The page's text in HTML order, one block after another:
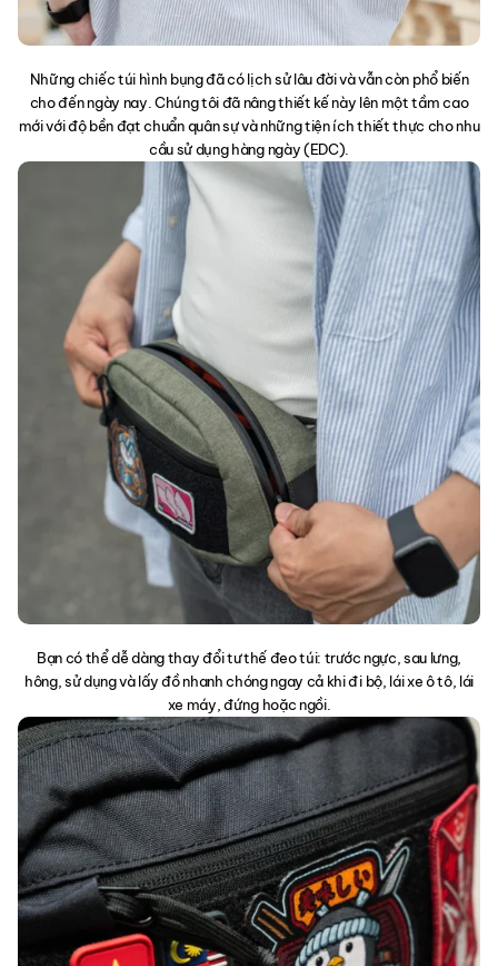
Những chiếc túi hình bụng đã có lịch sử lâu đời và vẫn còn phổ biến
cho đến ngày nay. Chúng tôi đã nâng thiết kế này lên một tầm cao
mới với độ bền đạt chuẩn quân sự và những tiện ích thiết thực cho nhu
cầu sử dụng hàng ngày (EDC).
Bạn có thể dễ dàng thay đổi tư thế đeo túi: trước ngực, sau lưng,
hông, sử dụng và lấy đồ nhanh chóng ngay cả khi đi bộ, lái xe ô tô, lái
xe máy, đứng hoặc ngồi.